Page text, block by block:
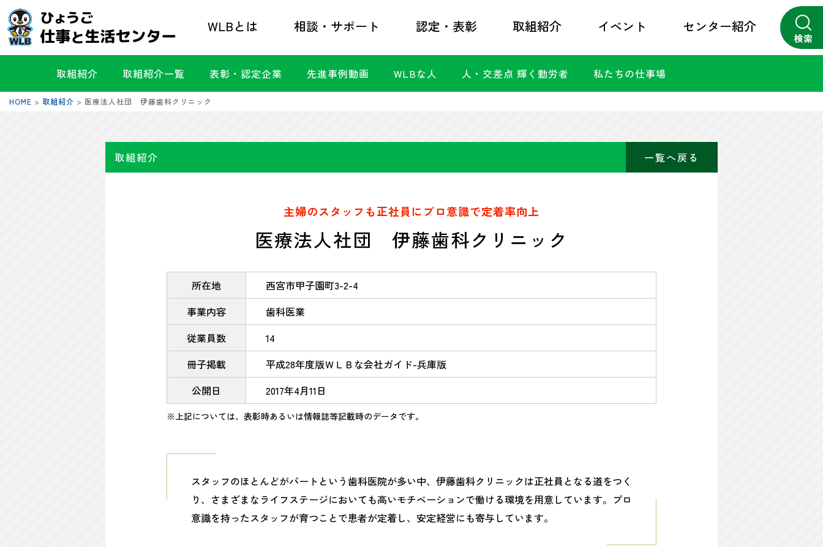
検索
WLBとは 相談・サポート 認定・表彰 取組紹介 イベント センター紹介
取組紹介 取組紹介一覧 表彰・認定企業 先進事例動画 WLBな人 人・交差点 輝く勤労者 私たちの仕事場
HOME > 取組紹介 > 医療法人社団 伊藤歯科クリニック
取組紹介 一覧へ戻る
主婦のスタッフも正社員にプロ意識で定着率向上
医療法人社団 伊藤歯科クリニック
所在地
西宮市甲子園町3-2-4
事業内容
歯科医業
従業員数
14
冊子掲載
平成28年度版ＷＬＢな会社ガイド-兵庫版
公開日
2017年4月11日
※上記については、表彰時あるいは情報誌等記載時のデータです。
スタッフのほとんどがパートという歯科医院が多い中、伊藤歯科クリニックは正社員となる道をつく
り、さまざまなライフステージにおいても高いモチベーションで働ける環境を用意しています。プロ
意識を持ったスタッフが育つことで患者が定着し、安定経営にも寄与しています。